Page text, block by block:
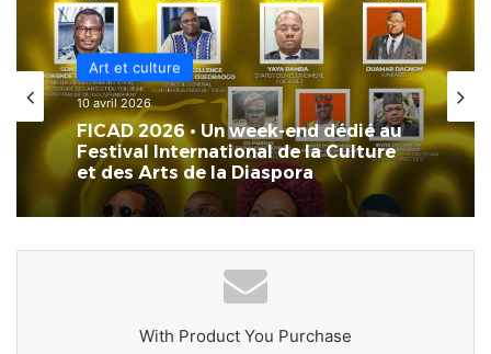
Art et culture
10 avril 2026
FICAD 2026 • Un week-end dédié au
Festival International de la Culture
et des Arts de la Diaspora
With Product You Purchase